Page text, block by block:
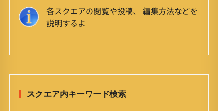
各スクエアの閲覧や投稿、 編集方法などを
説明するよ
スクエア内キーワード検索